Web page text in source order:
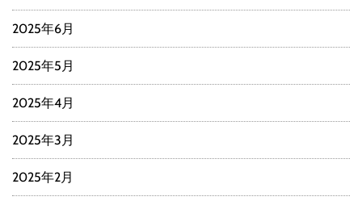
2025年6月
2025年5月
2025年4月
2025年3月
2025年2月